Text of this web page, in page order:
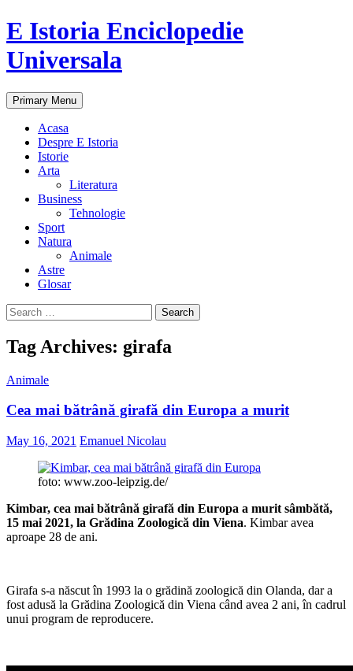
E Istoria Enciclopedie
Universala
Search
Primary Menu Skip
to
Acasa
Despre E Istoria
Istorie
Arta
Literatura
Business
Tehnologie
Sport
Natura
Animale
Astre
Glosar
Search
for:
Tag Archives: girafa
Animale
Cea mai bătrână girafă din Europa a murit
May 16, 2021 Emanuel Nicolau
foto: www.zoo-leipzig.de/
Kimbar, cea mai bătrână girafă din Europa a murit sâmbătă,
15 mai 2021, la Grădina Zoologică din Viena. Kimbar avea
aproape 28 de ani.
Girafa s-a născut în 1993 la o grădină zoologică din Olanda, dar a
fost adusă la Grădina Zoologică din Viena când avea 2 ani, în cadrul
unui program de reproducere.